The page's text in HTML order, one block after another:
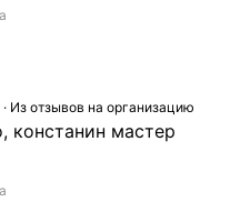
· Из отзывов на организацию
констанин мастер